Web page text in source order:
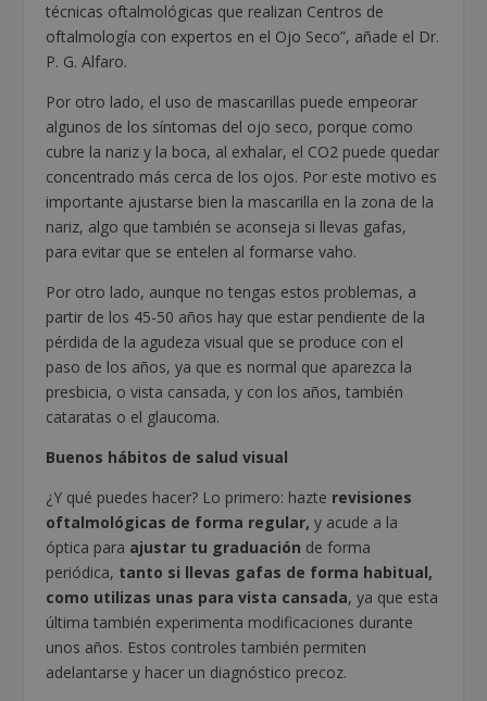
técnicas oftalmológicas que realizan Centros de
oftalmología con expertos en el Ojo Seco”, añade el Dr.
P. G. Alfaro.
Por otro lado, el uso de mascarillas puede empeorar
algunos de los síntomas del ojo seco, porque como
cubre la nariz y la boca, al exhalar, el CO2 puede quedar
concentrado más cerca de los ojos. Por este motivo es
importante ajustarse bien la mascarilla en la zona de la
nariz, algo que también se aconseja si llevas gafas,
para evitar que se entelen al formarse vaho.
Por otro lado, aunque no tengas estos problemas, a
partir de los 45-50 años hay que estar pendiente de la
pérdida de la agudeza visual que se produce con el
paso de los años, ya que es normal que aparezca la
presbicia, o vista cansada, y con los años, también
cataratas o el glaucoma.
Buenos hábitos de salud visual
¿Y qué puedes hacer? Lo primero: hazte revisiones
oftalmológicas de forma regular, y acude a la
óptica para ajustar tu graduación de forma
periódica, tanto si llevas gafas de forma habitual,
como utilizas unas para vista cansada, ya que esta
última también experimenta modificaciones durante
unos años. Estos controles también permiten
adelantarse y hacer un diagnóstico precoz.